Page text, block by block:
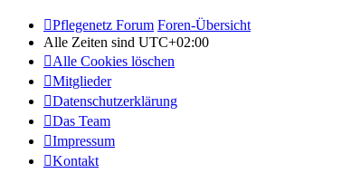
Pflegenetz Forum Foren-Übersicht
Alle Zeiten sind UTC+02:00
Alle Cookies löschen
Mitglieder
Datenschutzerklärung
Das Team
Impressum
Kontakt